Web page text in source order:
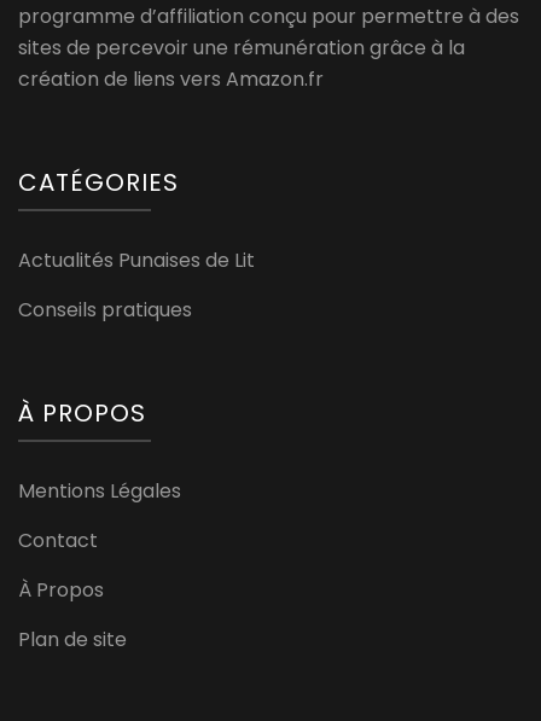
programme d’affiliation conçu pour permettre à des
sites de percevoir une rémunération grâce à la
création de liens vers Amazon.fr
CATÉGORIES
Actualités Punaises de Lit
Conseils pratiques
À PROPOS
Mentions Légales
Contact
À Propos
Plan de site